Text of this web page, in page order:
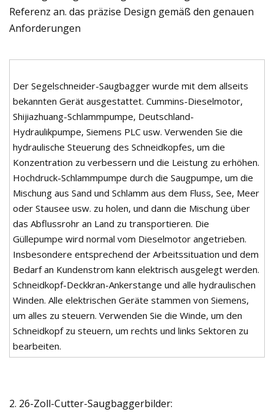
Referenz an. das präzise Design gemäß den genauen
Anforderungen
Der Segelschneider-Saugbagger wurde mit dem allseits
bekannten Gerät ausgestattet. Cummins-Dieselmotor,
Shijiazhuang-Schlammpumpe, Deutschland-
Hydraulikpumpe, Siemens PLC usw. Verwenden Sie die
hydraulische Steuerung des Schneidkopfes, um die
Konzentration zu verbessern und die Leistung zu erhöhen.
Hochdruck-Schlammpumpe durch die Saugpumpe, um die
Mischung aus Sand und Schlamm aus dem Fluss, See, Meer
oder Stausee usw. zu holen, und dann die Mischung über
das Abflussrohr an Land zu transportieren. Die
Güllepumpe wird normal vom Dieselmotor angetrieben.
Insbesondere entsprechend der Arbeitssituation und dem
Bedarf an Kundenstrom kann elektrisch ausgelegt werden.
Schneidkopf-Deckkran-Ankerstange und alle hydraulischen
Winden. Alle elektrischen Geräte stammen von Siemens,
um alles zu steuern. Verwenden Sie die Winde, um den
Schneidkopf zu steuern, um rechts und links Sektoren zu
bearbeiten.
2. 26-Zoll-Cutter-Saugbaggerbilder: